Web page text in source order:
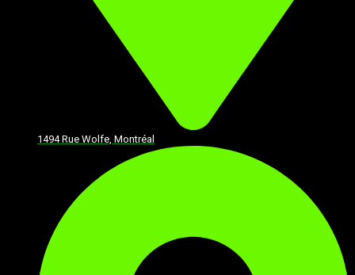
1494 Rue Wolfe, Montréal